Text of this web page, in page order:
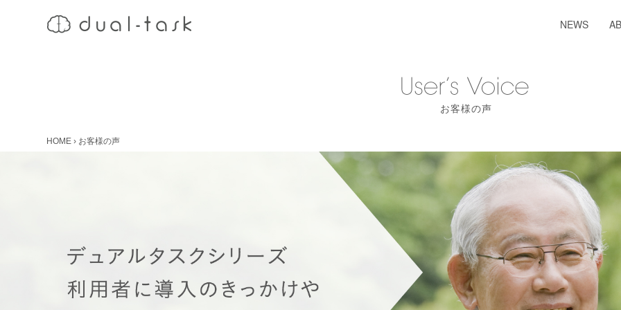
NEWS
お客様の声
HOME › お客様の声